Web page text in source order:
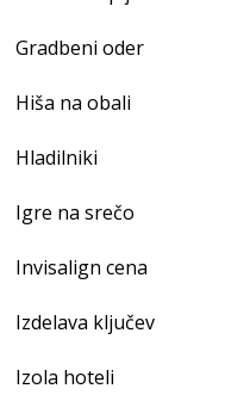
Gradbeni oder
Hiša na obali
Hladilniki
Igre na srečo
Invisalign cena
Izdelava ključev
Izola hoteli